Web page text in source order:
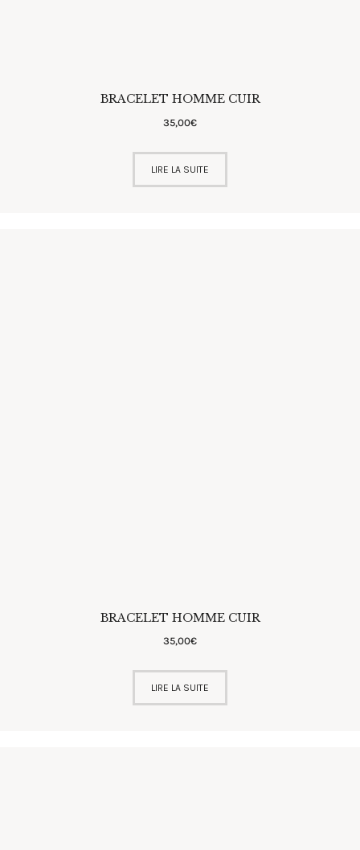
BRACELET HOMME CUIR
35,00€
LIRE LA SUITE
BRACELET HOMME CUIR
35,00€
LIRE LA SUITE